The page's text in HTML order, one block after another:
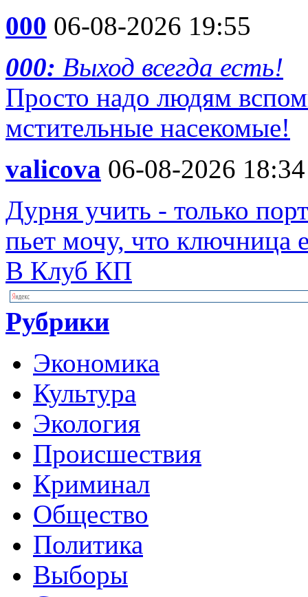
000 06-08-2026 19:55
000: Выход всегда есть!
Просто надо людям
мстительные насекомые!
valicova 06-08-2026 18:34
Дурня учить - только
пьет мочу, что ключница
В Клуб КП
Рубрики
Экономика
Культура
Экология
Происшествия
Криминал
Общество
Политика
Выборы